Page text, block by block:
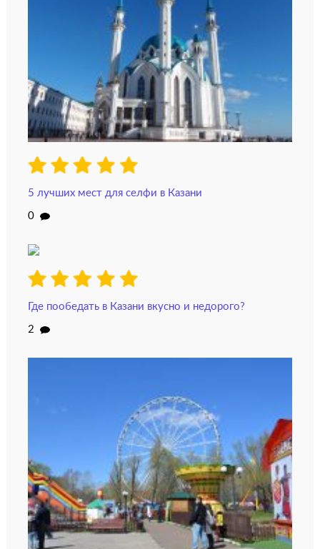
5 лучших мест для селфи в Казани
0
Где пообедать в Казани вкусно и недорого?
2